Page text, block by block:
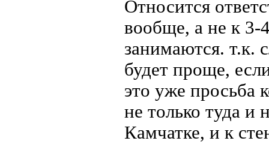
Относится
вообще, а не к 3-
занимаются. т.к.
будет проще,
это уже просьба
не только туда и
Камчатке, и к